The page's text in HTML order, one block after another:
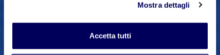
sul tasto "Accetta tutti". Se non vuole i cookie di
profilazione può negare il consenso sul tasto "Rifiuta".
Mostra dettagli
Accetta tutti